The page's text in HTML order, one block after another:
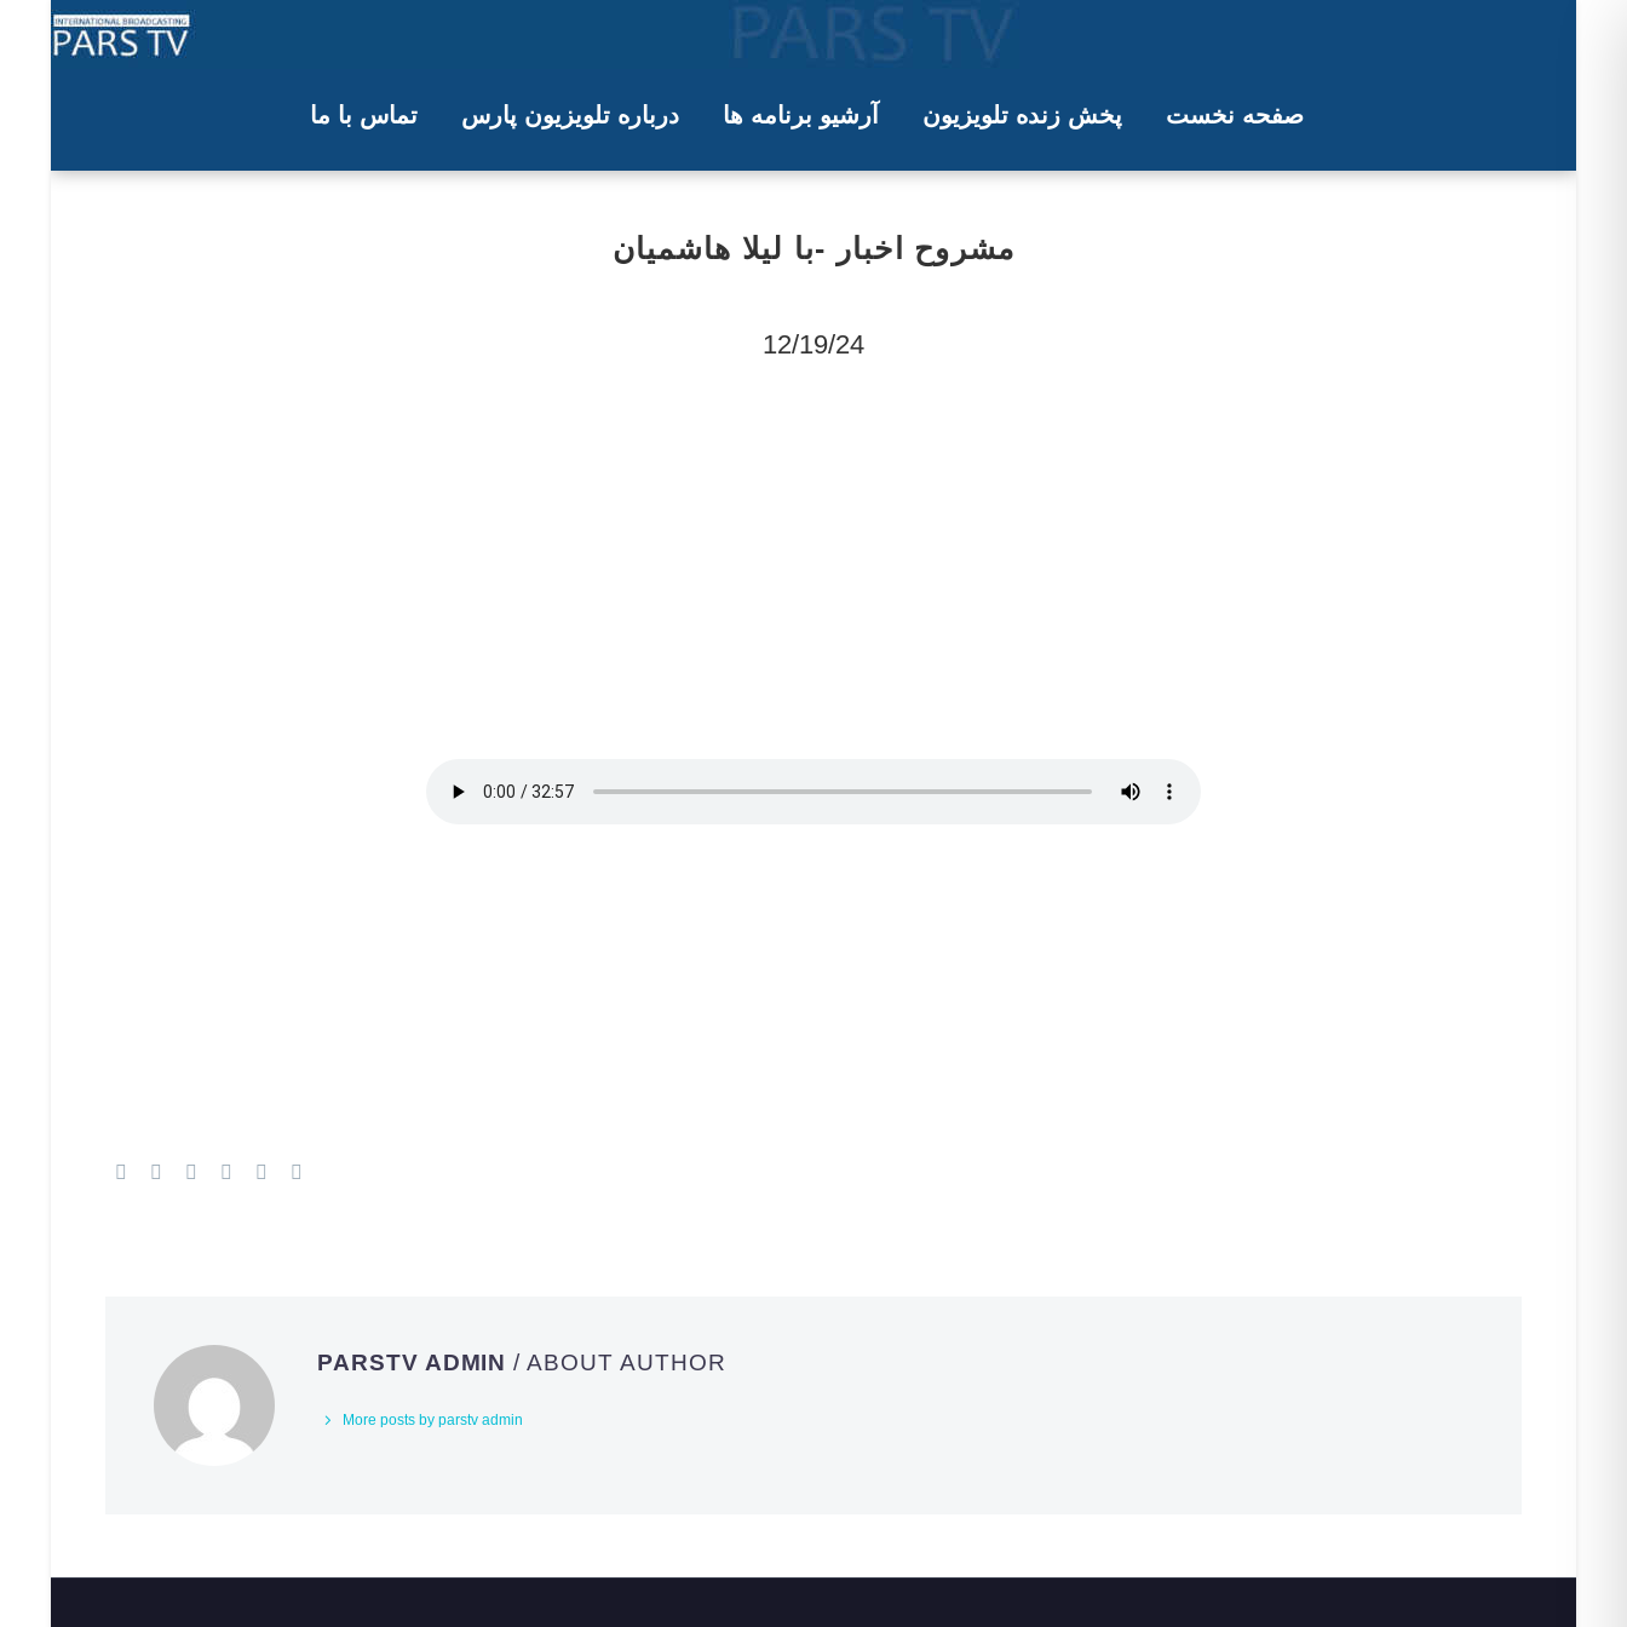
تماس با ما درباره تلویزیون پارس آرشیو برنامه ها پخش زنده تلویزیون صفحه نخست
مشروح اخبار -با لیلا هاشميان
12/19/24
PARSTV ADMIN/ ABOUT AUTHOR
More posts by parstv admin